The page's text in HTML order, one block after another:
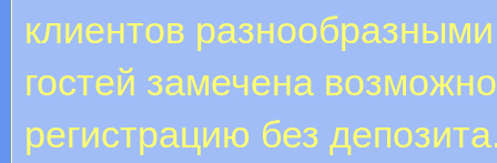
клиентов
гостей замечена
регистрацию без